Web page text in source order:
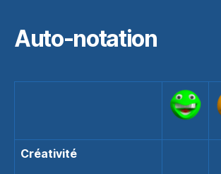
Auto-notation
Créativité